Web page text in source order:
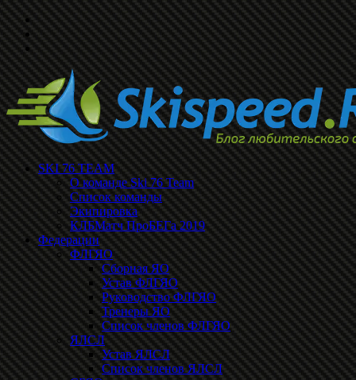
SKI 76 TEAM
О команде Ski 76 Team
Список команды
Экипировка
КЛБМатч ПроБЕГа 2019
Федерации
ФЛГЯО
Сборная ЯО
Устав ФЛГЯО
Руководство ФЛГЯО
Тренеры ЯО
Список членов ФЛГЯО
ЯЛСЛ
Устав ЯЛСЛ
Список членов ЯЛСЛ